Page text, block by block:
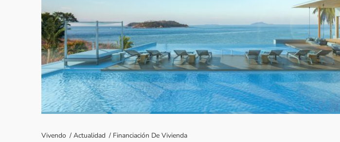
Vivendo / Actualidad / Financiación De Vivienda